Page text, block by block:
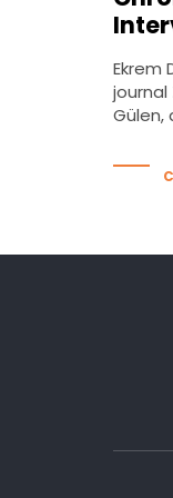
Ekrem
journal